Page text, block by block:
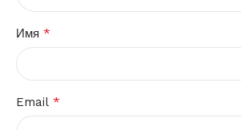
Имя *
Email *